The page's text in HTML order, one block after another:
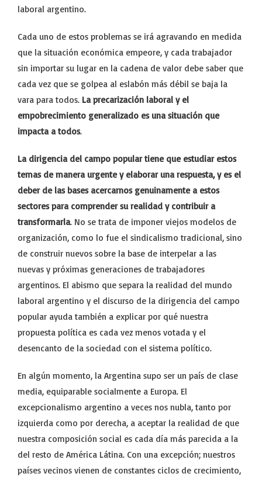
laboral argentino.
Cada uno de estos problemas se irá agravando en medida
que la situación económica empeore, y cada trabajador
sin importar su lugar en la cadena de valor debe saber que
cada vez que se golpea al eslabón más débil se baja la
vara para todos. La precarización laboral y el
empobrecimiento generalizado es una situación que
impacta a todos.
La dirigencia del campo popular tiene que estudiar estos
temas de manera urgente y elaborar una respuesta, y es el
deber de las bases acercarnos genuinamente a estos
sectores para comprender su realidad y contribuir a
transformarla. No se trata de imponer viejos modelos de
organización, como lo fue el sindicalismo tradicional, sino
de construir nuevos sobre la base de interpelar a las
nuevas y próximas generaciones de trabajadores
argentinos. El abismo que separa la realidad del mundo
laboral argentino y el discurso de la dirigencia del campo
popular ayuda también a explicar por qué nuestra
propuesta política es cada vez menos votada y el
desencanto de la sociedad con el sistema político.
En algún momento, la Argentina supo ser un país de clase
media, equiparable socialmente a Europa. El
excepcionalismo argentino a veces nos nubla, tanto por
izquierda como por derecha, a aceptar la realidad de que
nuestra composición social es cada día más parecida a la
del resto de América Látina. Con una excepción; nuestros
países vecinos vienen de constantes ciclos de crecimiento,